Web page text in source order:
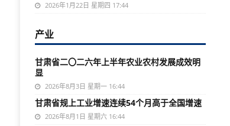
2026年1月22日 星期四 17:44
产业
甘肃省二〇二六年上半年农业农村发展成效明
显
2026年8月3日 星期一 16:44
甘肃省规上工业增速连续54个月高于全国增速
2026年8月1日 星期六 16:44